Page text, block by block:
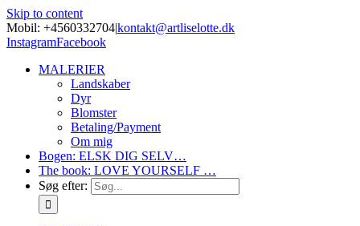
Skip to content
Mobil: +4560332704|kontakt@artliselotte.dk
InstagramFacebook
MALERIER
Landskaber
Dyr
Blomster
Betaling/Payment
Om mig
Bogen: ELSK DIG SELV…
The book: LOVE YOURSELF …
Søg efter: